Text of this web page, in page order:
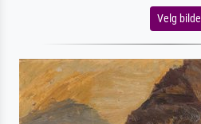
Velg bilde